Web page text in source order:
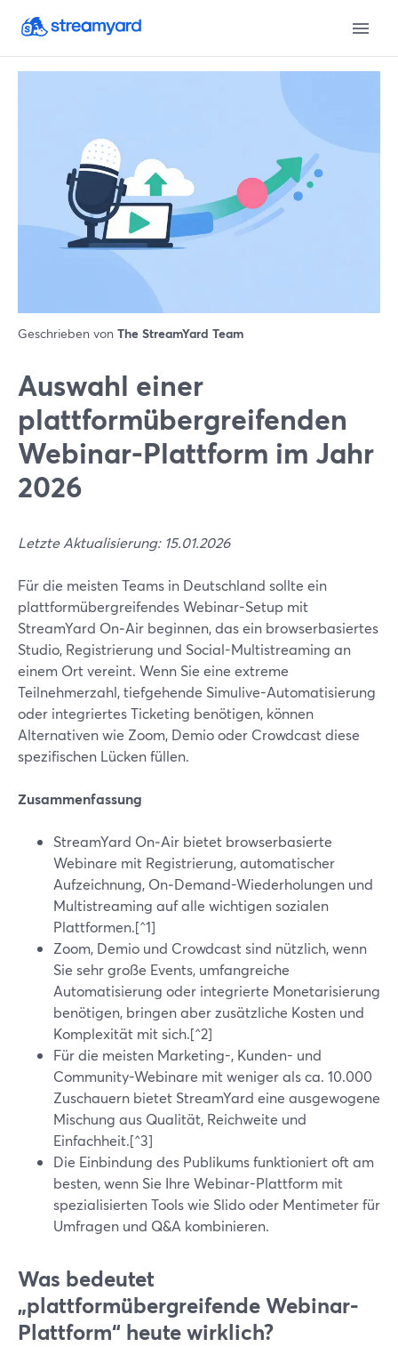
Geschrieben von The StreamYard Team
Auswahl einer
plattformübergreifenden
Webinar-Plattform im Jahr
2026
Letzte Aktualisierung: 15.01.2026
Für die meisten Teams in Deutschland sollte ein
plattformübergreifendes Webinar-Setup mit
StreamYard On‑Air beginnen, das ein browserbasiertes
Studio, Registrierung und Social-Multistreaming an
einem Ort vereint. Wenn Sie eine extreme
Teilnehmerzahl, tiefgehende Simulive-Automatisierung
oder integriertes Ticketing benötigen, können
Alternativen wie Zoom, Demio oder Crowdcast diese
spezifischen Lücken füllen.
Zusammenfassung
StreamYard On‑Air bietet browserbasierte
Webinare mit Registrierung, automatischer
Aufzeichnung, On‑Demand-Wiederholungen und
Multistreaming auf alle wichtigen sozialen
Plattformen.[^1]
Zoom, Demio und Crowdcast sind nützlich, wenn
Sie sehr große Events, umfangreiche
Automatisierung oder integrierte Monetarisierung
benötigen, bringen aber zusätzliche Kosten und
Komplexität mit sich.[^2]
Für die meisten Marketing-, Kunden- und
Community-Webinare mit weniger als ca. 10.000
Zuschauern bietet StreamYard eine ausgewogene
Mischung aus Qualität, Reichweite und
Einfachheit.[^3]
Die Einbindung des Publikums funktioniert oft am
besten, wenn Sie Ihre Webinar-Plattform mit
spezialisierten Tools wie Slido oder Mentimeter für
Umfragen und Q&A kombinieren.
Was bedeutet
„plattformübergreifende Webinar-
Plattform“ heute wirklich?